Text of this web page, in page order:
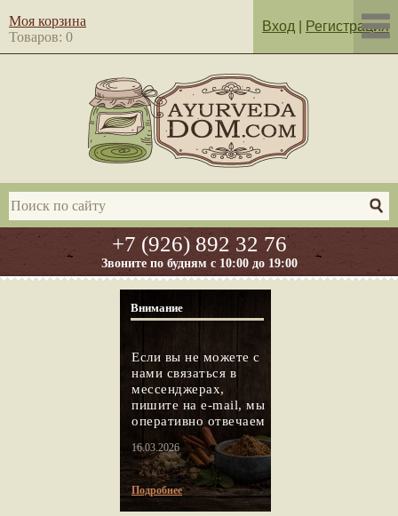
+7 (926) 892 32 76
Звоните по будням с 10:00 до 19:00
Моя корзина
Товаров: 0
Вход Регистрация
Внимание
Если вы не можете с
нами связаться в
мессенджерах,
пишите на e-mail, мы
оперативно отвечаем
16.03.2026
Подробнее